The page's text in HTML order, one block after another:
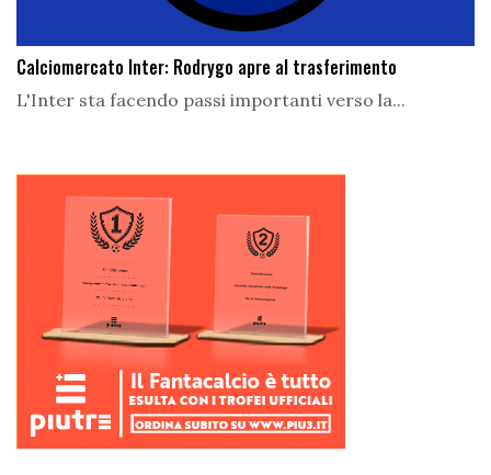
Calciomercato Inter: Rodrygo apre al trasferimento
L'Inter sta facendo passi importanti verso la...